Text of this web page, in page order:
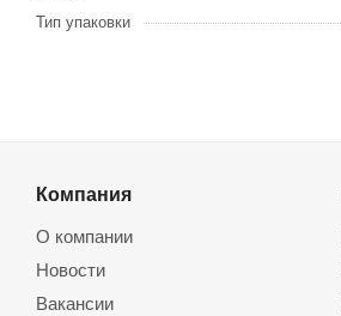
Тип упаковки
Компания
О компании
Новости
Вакансии